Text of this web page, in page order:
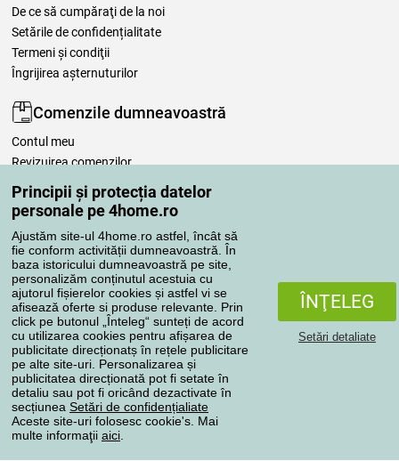
Principii și protecția datelor
personale pe 4home.ro
Ajustăm site-ul 4home.ro astfel, încât să
fie conform activității dumneavoastră. În
baza istoricului dumneavoastră pe site,
personalizăm conținutul acestuia cu
ajutorul fișierelor cookies și astfel vi se
afisează oferte si produse relevante. Prin
click pe butonul „Înteleg“ sunteți de acord
cu utilizarea cookies pentru afișarea de
publicitate direcționatș în rețele publicitare
pe alte site-uri. Personalizarea și
publicitatea direcționată pot fi setate în
detaliu sau pot fi oricând dezactivate în
secțiunea Setări de confidențialiate
Aceste site-uri folosesc cookie's. Mai
multe informaţii aici
ÎNŢELEG
Setări detaliate
De ce să cumpăraţi de la noi
Setările de confidențialitate
Termeni şi condiţii
Îngrijirea așternuturilor
Comenzile dumneavoastră
Contul meu
Revizuirea comenzilor
Reclamaţii
Retragere de la contract
Regulile de procesare a recenziilor
Metode de transport
Metode de plată
Magazin de încredere